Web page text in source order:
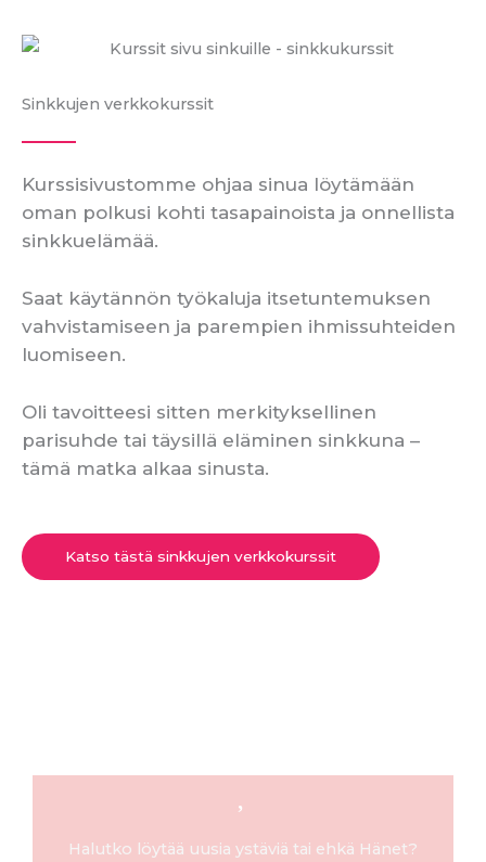
Sinkkujen verkkokurssit
Kurssisivustomme ohjaa sinua löytämään
oman polkusi kohti tasapainoista ja onnellista
sinkkuelämää.
Saat käytännön työkaluja itsetuntemuksen
vahvistamiseen ja parempien ihmissuhteiden
luomiseen.
Oli tavoitteesi sitten merkityksellinen
parisuhde tai täysillä eläminen sinkkuna –
tämä matka alkaa sinusta.
Katso tästä sinkkujen verkkokurssit
Halutko löytää uusia ystäviä tai ehkä Hänet?